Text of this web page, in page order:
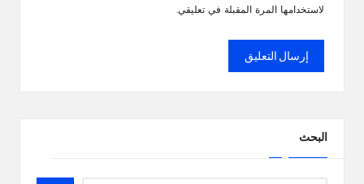
لاستخدامها المرة المقبلة في تعليقي.
البحث